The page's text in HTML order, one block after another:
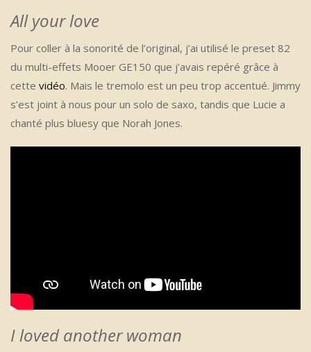
All your love
Pour coller à la sonorité de l’original, j’ai utilisé le preset 82
du multi-effets Mooer GE150 que j’avais repéré grâce à
cette vidéo. Mais le tremolo est un peu trop accentué. Jimmy
s’est joint à nous pour un solo de saxo, tandis que Lucie a
chanté plus bluesy que Norah Jones.
I loved another woman